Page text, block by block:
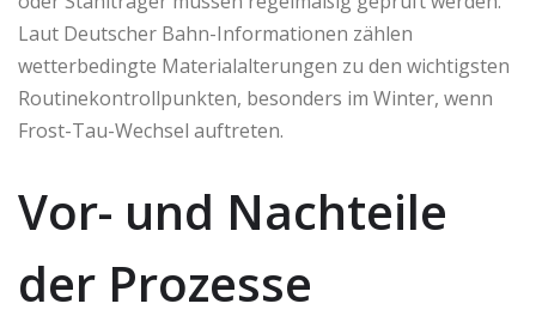
Laut Deutscher Bahn-Informationen zählen
wetterbedingte Materialalterungen zu den wichtigsten
Routinekontrollpunkten, besonders im Winter, wenn
Frost-Tau-Wechsel auftreten.
Vor- und Nachteile
der Prozesse